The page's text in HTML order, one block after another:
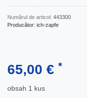
Numărul de articol: 443300
Producător: ich-zapfe
65,00 € *
obsah 1 kus